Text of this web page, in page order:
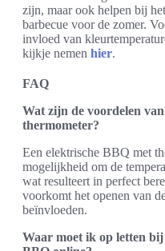
zijn, maar ook helpen bij
barbecue voor de zomer.
invloed van
kijkje nemen hier.
FAQ
Wat zijn de voordelen
thermometer?
Een elektrische BBQ met
mogelijkheid om de
wat resulteert in perfect
voorkomt het openen van
beïnvloeden.
Waar moet ik op letten